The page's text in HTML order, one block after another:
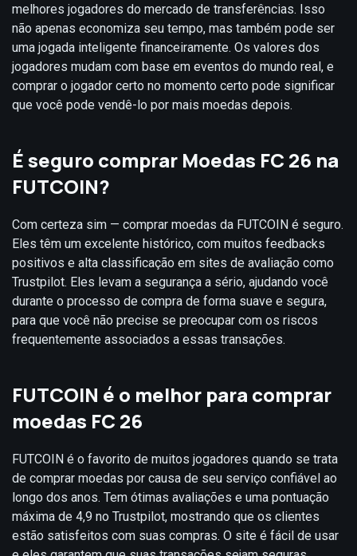
melhores jogadores do mercado de transferências. Isso
não apenas economiza seu tempo, mas também pode ser
uma jogada inteligente financeiramente. Os valores dos
jogadores mudam com base em eventos do mundo real, e
comprar o jogador certo no momento certo pode significar
que você pode vendê-lo por mais moedas depois.
É seguro comprar Moedas FC 26 na
FUTCOIN?
Com certeza sim — comprar moedas da FUTCOIN é seguro.
Eles têm um excelente histórico, com muitos feedbacks
positivos e alta classificação em sites de avaliação como
Trustpilot. Eles levam a segurança a sério, ajudando você
durante o processo de compra de forma suave e segura,
para que você não precise se preocupar com os riscos
frequentemente associados a essas transações.
FUTCOIN é o melhor para comprar
moedas FC 26
FUTCOIN é o favorito de muitos jogadores quando se trata
de comprar moedas por causa de seu serviço confiável ao
longo dos anos. Tem ótimas avaliações e uma pontuação
máxima de 4,9 no Trustpilot, mostrando que os clientes
estão satisfeitos com suas compras. O site é fácil de usar